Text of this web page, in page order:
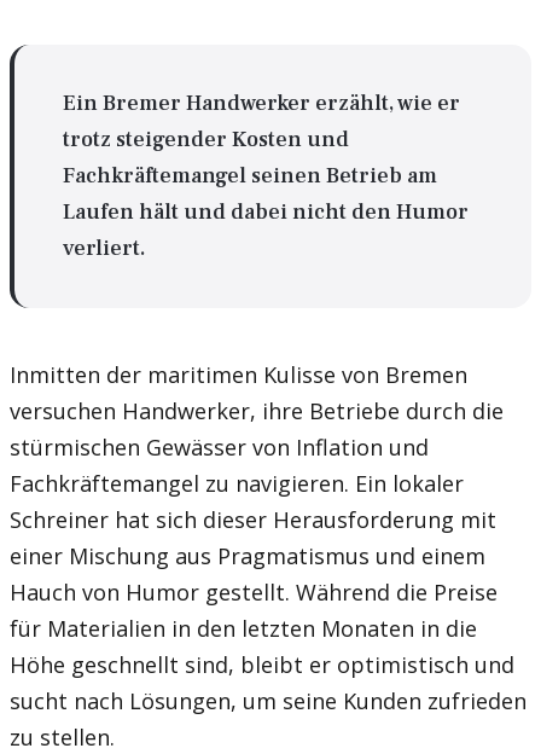
Ein Bremer Handwerker erzählt, wie er
trotz steigender Kosten und
Fachkräftemangel seinen Betrieb am
Laufen hält und dabei nicht den Humor
verliert.
Inmitten der maritimen Kulisse von Bremen
versuchen Handwerker, ihre Betriebe durch die
stürmischen Gewässer von Inflation und
Fachkräftemangel zu navigieren. Ein lokaler
Schreiner hat sich dieser Herausforderung mit
einer Mischung aus Pragmatismus und einem
Hauch von Humor gestellt. Während die Preise
für Materialien in den letzten Monaten in die
Höhe geschnellt sind, bleibt er optimistisch und
sucht nach Lösungen, um seine Kunden zufrieden
zu stellen.